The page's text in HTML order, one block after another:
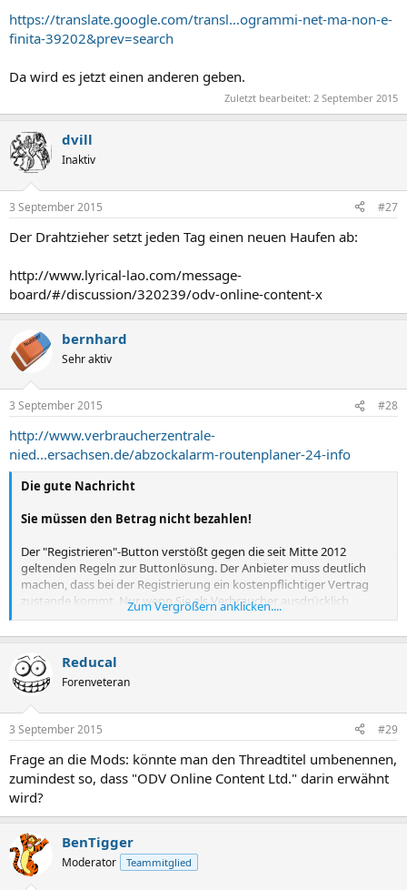
https://translate.google.com/transl...ogrammi-net-ma-non-e-
finita-39202&prev=search
Da wird es jetzt einen anderen geben.
Zuletzt bearbeitet: 2 September 2015
dvill
Inaktiv
3 September 2015 #27
Der Drahtzieher setzt jeden Tag einen neuen Haufen ab:
http://www.lyrical-lao.com/message-
board/#/discussion/320239/odv-online-content-x
bernhard
Sehr aktiv
3 September 2015 #28
http://www.verbraucherzentrale-
nied...ersachsen.de/abzockalarm-routenplaner-24-info
Die gute Nachricht
Sie müssen den Betrag nicht bezahlen!
Der "Registrieren"-Button verstößt gegen die seit Mitte 2012
geltenden Regeln zur Buttonlösung. Der Anbieter muss deutlich
machen, dass bei der Registrierung ein kostenpflichtiger Vertrag
zustande kommt. Nur wenn Sie als Verbraucher ausdrücklich
bestätigen, sich zu einer Zahlung zu verpflichten, beginnt ein
Vertragsverhältnis. Das bedeutet für Sie: Sie haben keinen Vertrag
Zum Vergrößern anklicken....
Reducal
Forenveteran
3 September 2015 #29
Frage an die Mods: könnte man den Threadtitel umbenennen,
zumindest so, dass "ODV Online Content Ltd." darin erwähnt
wird?
BenTigger
Moderator Teammitglied